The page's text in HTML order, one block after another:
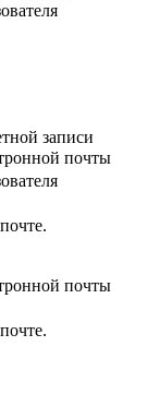
записи
почты
почты